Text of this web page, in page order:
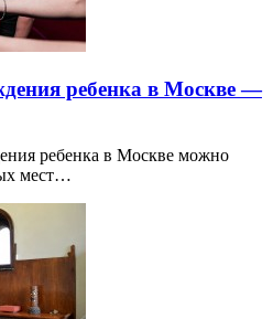
ребенка в Москве —
ребенка в Москве можно
мест…